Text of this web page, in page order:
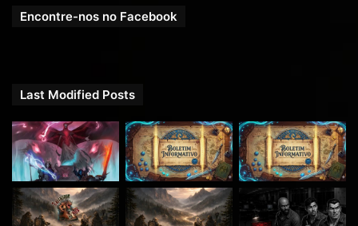
Encontre-nos no Facebook
Last Modified Posts